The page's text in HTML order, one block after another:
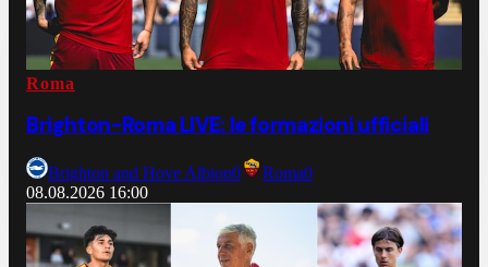
Roma
Brighton-Roma LIVE: le formazioni ufficiali
Brighton and Hove Albion0 Roma0
08.08.2026 16:00